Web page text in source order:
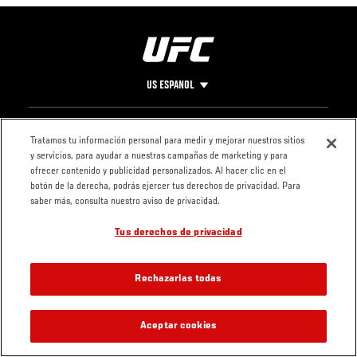
US ESPANOL
Pie
de
Página
CONTACTO
LEGAL
Condiciones
Política de
privacidad
Tratamos tu información personal para medir y mejorar nuestros sitios
y servicios, para ayudar a nuestras campañas de marketing y para
ofrecer contenido y publicidad personalizados. Al hacer clic en el
botón de la derecha, podrás ejercer tus derechos de privacidad. Para
saber más, consulta nuestro aviso de privacidad.
Tus derechos de privacidad
Rechazarlas todas
Aceptar cookies